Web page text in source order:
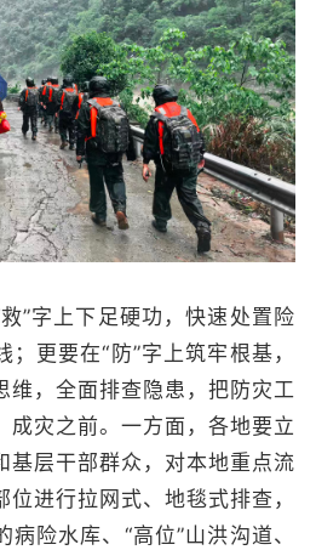
字上下足硬功，快速处置险
更要在“防”字上筑牢根基，
维，全面排查隐患，把防灾工
成灾之前。一方面，各地要立
基层干部群众，对本地重点流
进行拉网式、地毯式排查，
险水库、“高位”山洪沟道、